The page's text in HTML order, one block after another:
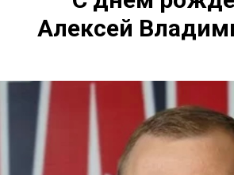
Алексей